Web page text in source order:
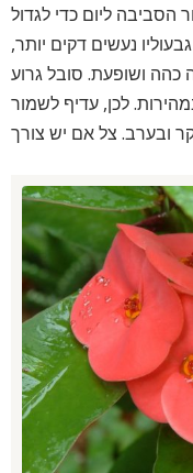
8 שעות של אור הסביבה ליום כדי לגדול
נעשים דקים יותר,
כהה ושופעת. סובל גרוע
לכן, עדיף לשמור